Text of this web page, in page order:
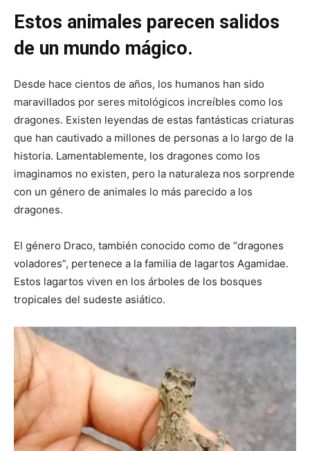
Estos animales parecen salidos
de un mundo mágico.
Desde hace cientos de años, los humanos han sido
maravillados por seres mitológicos increíbles como los
dragones. Existen leyendas de estas fantásticas criaturas
que han cautivado a millones de personas a lo largo de la
historia. Lamentablemente, los dragones como los
imaginamos no existen, pero la naturaleza nos sorprende
con un género de animales lo más parecido a los
dragones.
El género Draco, también conocido como de “dragones
voladores”, pertenece a la familia de lagartos Agamidae.
Estos lagartos viven en los árboles de los bosques
tropicales del sudeste asiático.